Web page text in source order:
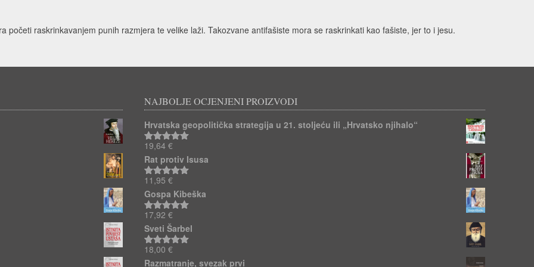
početi raskrinkavanjem punih razmjera te velike laži. Takozvane antifašiste mora se raskrinkati kao fašiste, jer to i jesu.
NAJBOLJE OCJENJENI PROIZVODI
Hrvatska geopolitička strategija u 21. stoljeću ili „Hrvatsko njihalo“
Ocjenjeno
5.00
od 5
19,64 €
Rat protiv Isusa
Ocjenjeno
5.00
od 5
11,95 €
Gospa Kibeška
Ocjenjeno
5.00 od 5
17,92 €
Sveti Šarbel
Ocjenjeno
5.00
od 5
18,00 €
Razmatranje, svezak prvi